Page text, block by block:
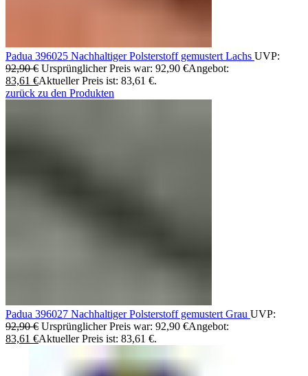
Padua 396025 Nachhaltiger Polsterstoff gemustert Lachs UVP:
92,90€ Ursprünglicher Preis war: 92,90 €Angebot:
83,61 €Aktueller Preis ist: 83,61 €.
zurück zu den Produkten
Padua 396027 Nachhaltiger Polsterstoff gemustert Grau UVP:
92,90€ Ursprünglicher Preis war: 92,90 €Angebot:
83,61 €Aktueller Preis ist: 83,61 €.